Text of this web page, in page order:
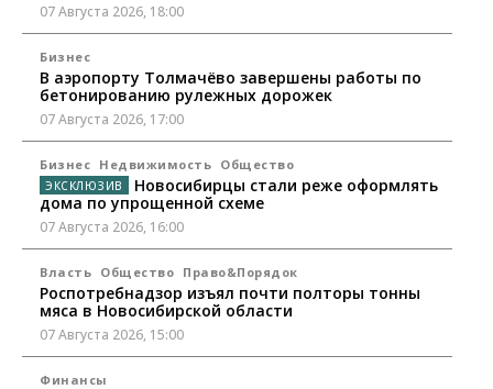
07 Августа 2026, 18:00
Бизнес
В аэропорту Толмачёво завершены работы по
бетонированию рулежных дорожек
07 Августа 2026, 17:00
Бизнес Недвижимость Общество
Новосибирцы стали реже оформлять
дома по упрощенной схеме
07 Августа 2026, 16:00
Власть Общество Право&Порядок
Роспотребнадзор изъял почти полторы тонны
мяса в Новосибирской области
07 Августа 2026, 15:00
Финансы